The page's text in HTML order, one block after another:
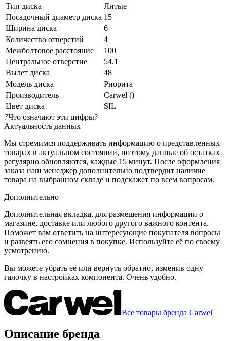
Тип диска
Литые
Посадочный диаметр диска 15
Ширина диска
6
Количество отверстий
4
Межболтовое расстояние
100
Центральное отверстие
54.1
Вылет диска
48
Модель диска
Риорита
Производитель
Carwel ()
Цвет диска
SIL
?Что означают эти цифры?
Актуальность данных
Мы стремимся поддерживать информацию о представленных
товарах в актуальном состоянии, поэтому данные об остатках
регулярно обновляются, каждые 15 минут. После оформления
заказа наш менеджер дополнительно подтвердит наличие
товара на выбранном складе и подскажет по всем вопросам.
Дополнительно
Дополнительная вкладка, для размещения информации о
магазине, доставке или любого другого важного контента.
Поможет вам ответить на интересующие покупателя вопросы
и развеять его сомнения в покупке. Используйте её по своему
усмотрению.
Вы можете убрать её или вернуть обратно, изменив одну
галочку в настройках компонента. Очень удобно.
Все товары бренда Carwel
Описание бренда